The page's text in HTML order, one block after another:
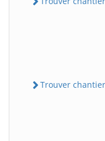
Trouver chantier